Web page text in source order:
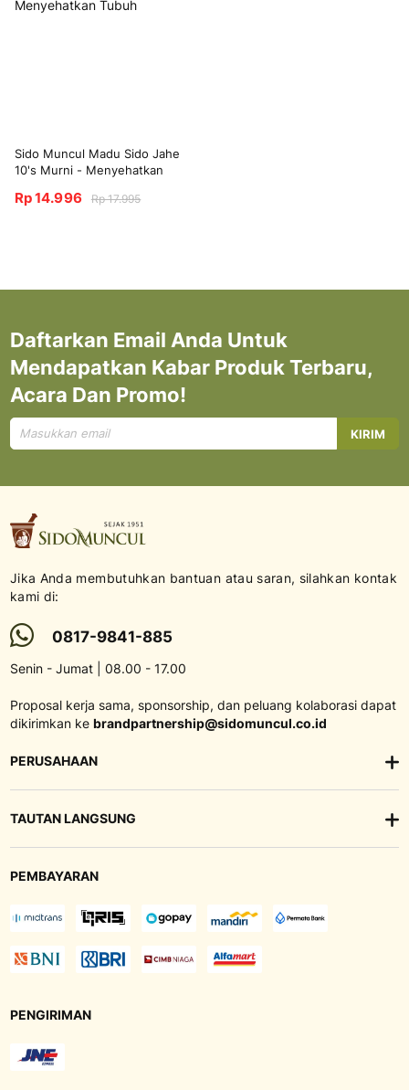
Sido Muncul Madu Sido Jahe
10's Murni - Menyehatkan
Rp 14.996 Rp 17.995
Daftarkan Email Anda Untuk
Mendapatkan Kabar Produk Terbaru,
Acara Dan Promo!
Mendaftar
untuk
KIRIM
Jika Anda membutuhkan bantuan atau saran, silahkan kontak
kami di:
0817-9841-885
Senin - Jumat | 08.00 - 17.00
Proposal kerja sama, sponsorship, dan peluang kolaborasi dapat
dikirimkan ke brandpartnership@sidomuncul.co.id
PERUSAHAAN
TAUTAN LANGSUNG
PEMBAYARAN
PENGIRIMAN